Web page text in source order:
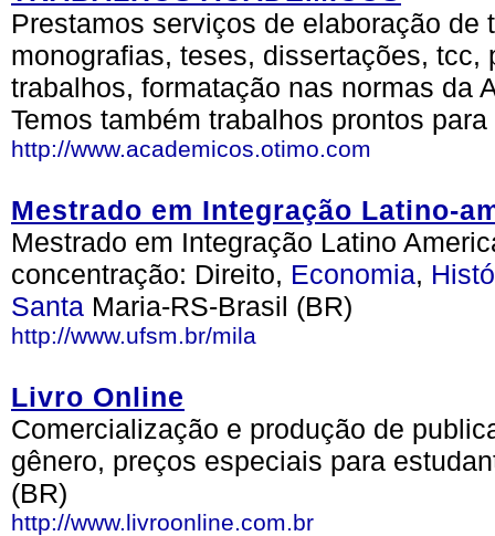
Prestamos serviços de elaboração
monografias, teses, dissertações,
trabalhos, formatação nas normas da
Temos também trabalhos prontos
http://www.academicos.otimo.com
Mestrado em Integração Latino-
Mestrado em Integração Latino
concentração: Direito, Economia,
Santa Maria-RS-Brasil (BR)
http://www.ufsm.br/mila
Livro Online
Comercialização e produção de
gênero, preços especiais para
(BR)
http://www.livroonline.com.br